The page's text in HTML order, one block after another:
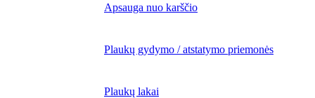
Apsauga nuo karščio
Plaukų gydymo / atstatymo priemonės
Plaukų lakai